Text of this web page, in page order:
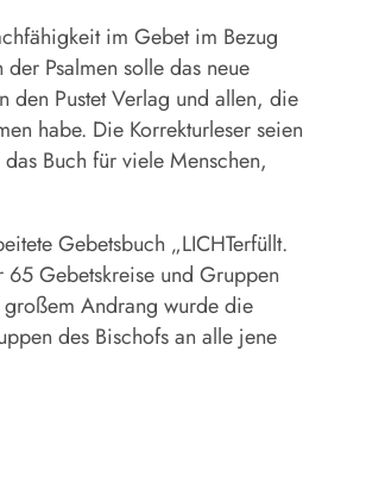
im Gebet im Bezug
Psalmen solle das neue
den Pustet Verlag und allen, die
habe. Die Korrekturleser seien
Buch für viele Menschen,
Gebetsbuch „LICHTerfüllt.
Gebetskreise und Gruppen
großem Andrang wurde die
des Bischofs an alle jene